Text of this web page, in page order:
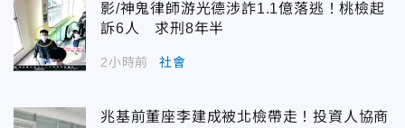
影/神鬼律師游光德涉詐1.1億落逃！桃檢起
訴6人 求刑8年半
2小時前 社會
兆基前董座李建成被北檢帶走！投資人協商